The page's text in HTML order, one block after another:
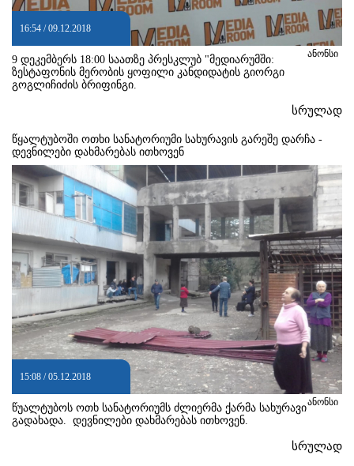
16:54 / 09.12.2018
ანონსი
9 დეკემბერს 18:00 საათზე პრესკლუბ "მედიარუმში:
ზესტაფონის მერობის ყოფილი კანდიდატის გიორგი
გოგლიჩიძის ბრიფინგი.
სრულად
წყალტუბოში ოთხი სანატორიუმი სახურავის გარეშე დარჩა -
დევნილები დახმარებას ითხოვენ
15:08 / 05.12.2018
ანონსი
წუალტუბოს ოთხ სანატორიუმს ძლიერმა ქარმა სახურავი
გადახადა. დევნილები დახმარებას ითხოვენ.
სრულად